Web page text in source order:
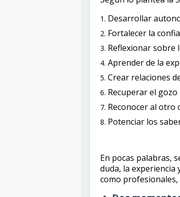
Desarrollar
Fortalecer la
Reflexionar sobre
Aprender de la
Crear relaciones
Recuperar el
Reconocer al otro
Potenciar los
En pocas palabras,
duda, la experiencia
como profesionales,